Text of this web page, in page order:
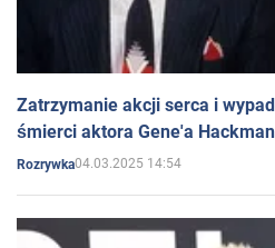
Zatrzymanie akcji serca i
śmierci aktora Gene'a
Rozrywka04.03.2025 14:54